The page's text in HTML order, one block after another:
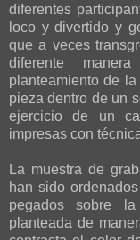
diferentes
loco y divertido y
que a veces
diferente
planteamiento de
pieza dentro de un
ejercicio de un
impresas con
La muestra de
han sido
pegados sobre
planteada de